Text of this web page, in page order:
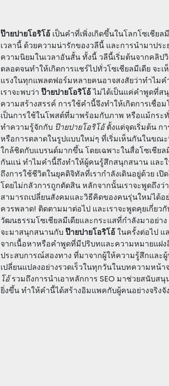
ป๊ายปายโอริโอ้ เป็นคำที่เพิ่งเกิดขึ้นในโลกโซเชีย
เวลานี้ ด้วยความน่ารักของวลีนี้ และการนำมาปร
ความนิยมในเวลาอันสั้น ทั้งนี้ วลีนี้เริ่มต้นจากคลิป
ตลอดจนทำให้เกิดการแชร์ไปทั่วโซเชียลมีเดีย จ
แรงในทุกแพลตฟอร์มหลายคนอาจสงสัยว่าทำไมค
เราจะพบว่า ป๊ายปายโอริโอ้ไม่ได้เป็นแค่คำพูดที่ส
ความสร้างสรรค์ การใช้คำนี้จึงทำให้เกิดการเชื่อ
เป็นการใช้ในโพสต์ที่มาพร้อมกับภาพ หรือแม้กร
ทำความรู้จักกับ ป๊ายปายโอริโอ้ตั้งแต่จุดเริ่มต้น ก
หรือการตลาดในรูปแบบใหม่ๆ ที่เริ่มเห็นกันในขณ
ใกล้ชิดกับแบรนด์มากขึ้น โดยเฉพาะในสื่อโซเชียล
กันแน่ ทำไมคำนี้ถึงทำให้ผู้คนรู้สึกสนุกสนาน แล
ถึงการใช้ชีวิตในยุคดิจิทัลที่เรากำลังเดินอยู่ด้วย
โดยไม่กลัวการถูกตัดสิน หลักจากนั้นเราจะพูดถึงว่
สามารถเปลี่ยนสังคมและวิธีคิดของคนรุ่นใหม่ได้อ
ควรพลาด! ติดตามมาต่อไป และเราจะพูดคุยเกี่ยว
วัฒนธรรมโซเชียลมีเดียและกระแสที่กำลังมาอย่าง
จะมาสนุกสนานกับ ป๊ายปายโอริโอ้ในครั้งต่อไป แ
จากเนื้อหาหรือคำพูดที่มีปริบทและความหมายแฝงลึ
ประสบการณ์สองทาง ที่มาจากผู้ให้ความรู้สึกและ
เปลี่ยนแปลงอย่างรวดเร็วในทุกวันในบทความหน้
โอ้รวมถึงการนำเอาหลักการ SEO มาช่วยสนับส
ยิ่งขึ้น ทำให้คำนี้ได้สร้างอิมแพคกับผู้คนอย่างจริง